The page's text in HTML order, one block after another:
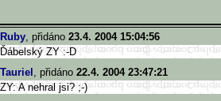
Ruby, přidáno 23.4. 2004 15:04:56
Ďábelský ZY :-D
Tauriel , přidáno 22.4. 2004 23:47:21
ZY: A nehral jsi? ;-)